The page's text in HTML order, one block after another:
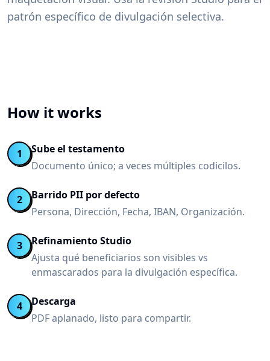
patrón específico de divulgación selectiva.
How it works
1
Sube el testamento
Documento único; a veces múltiples codicilos.
2
Barrido PII por defecto
Persona, Dirección, Fecha, IBAN, Organización.
3
Refinamiento Studio
Ajusta qué beneficiarios son visibles vs
enmascarados para la divulgación específica.
4
Descarga
PDF aplanado, listo para compartir.